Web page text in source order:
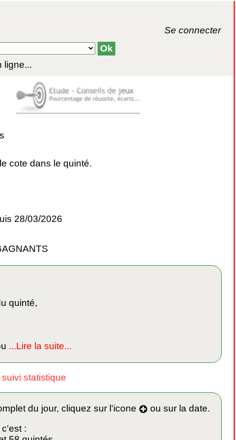
Se connecter
ligne...
cote dans le quinté.
28/03/2026
quinté,
...Lire la suite...
statistique
du jour, cliquez sur l'icone
ou sur la date.
: